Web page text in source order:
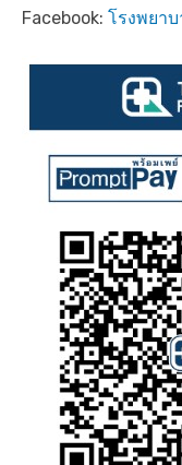
Facebook: โรงพยา